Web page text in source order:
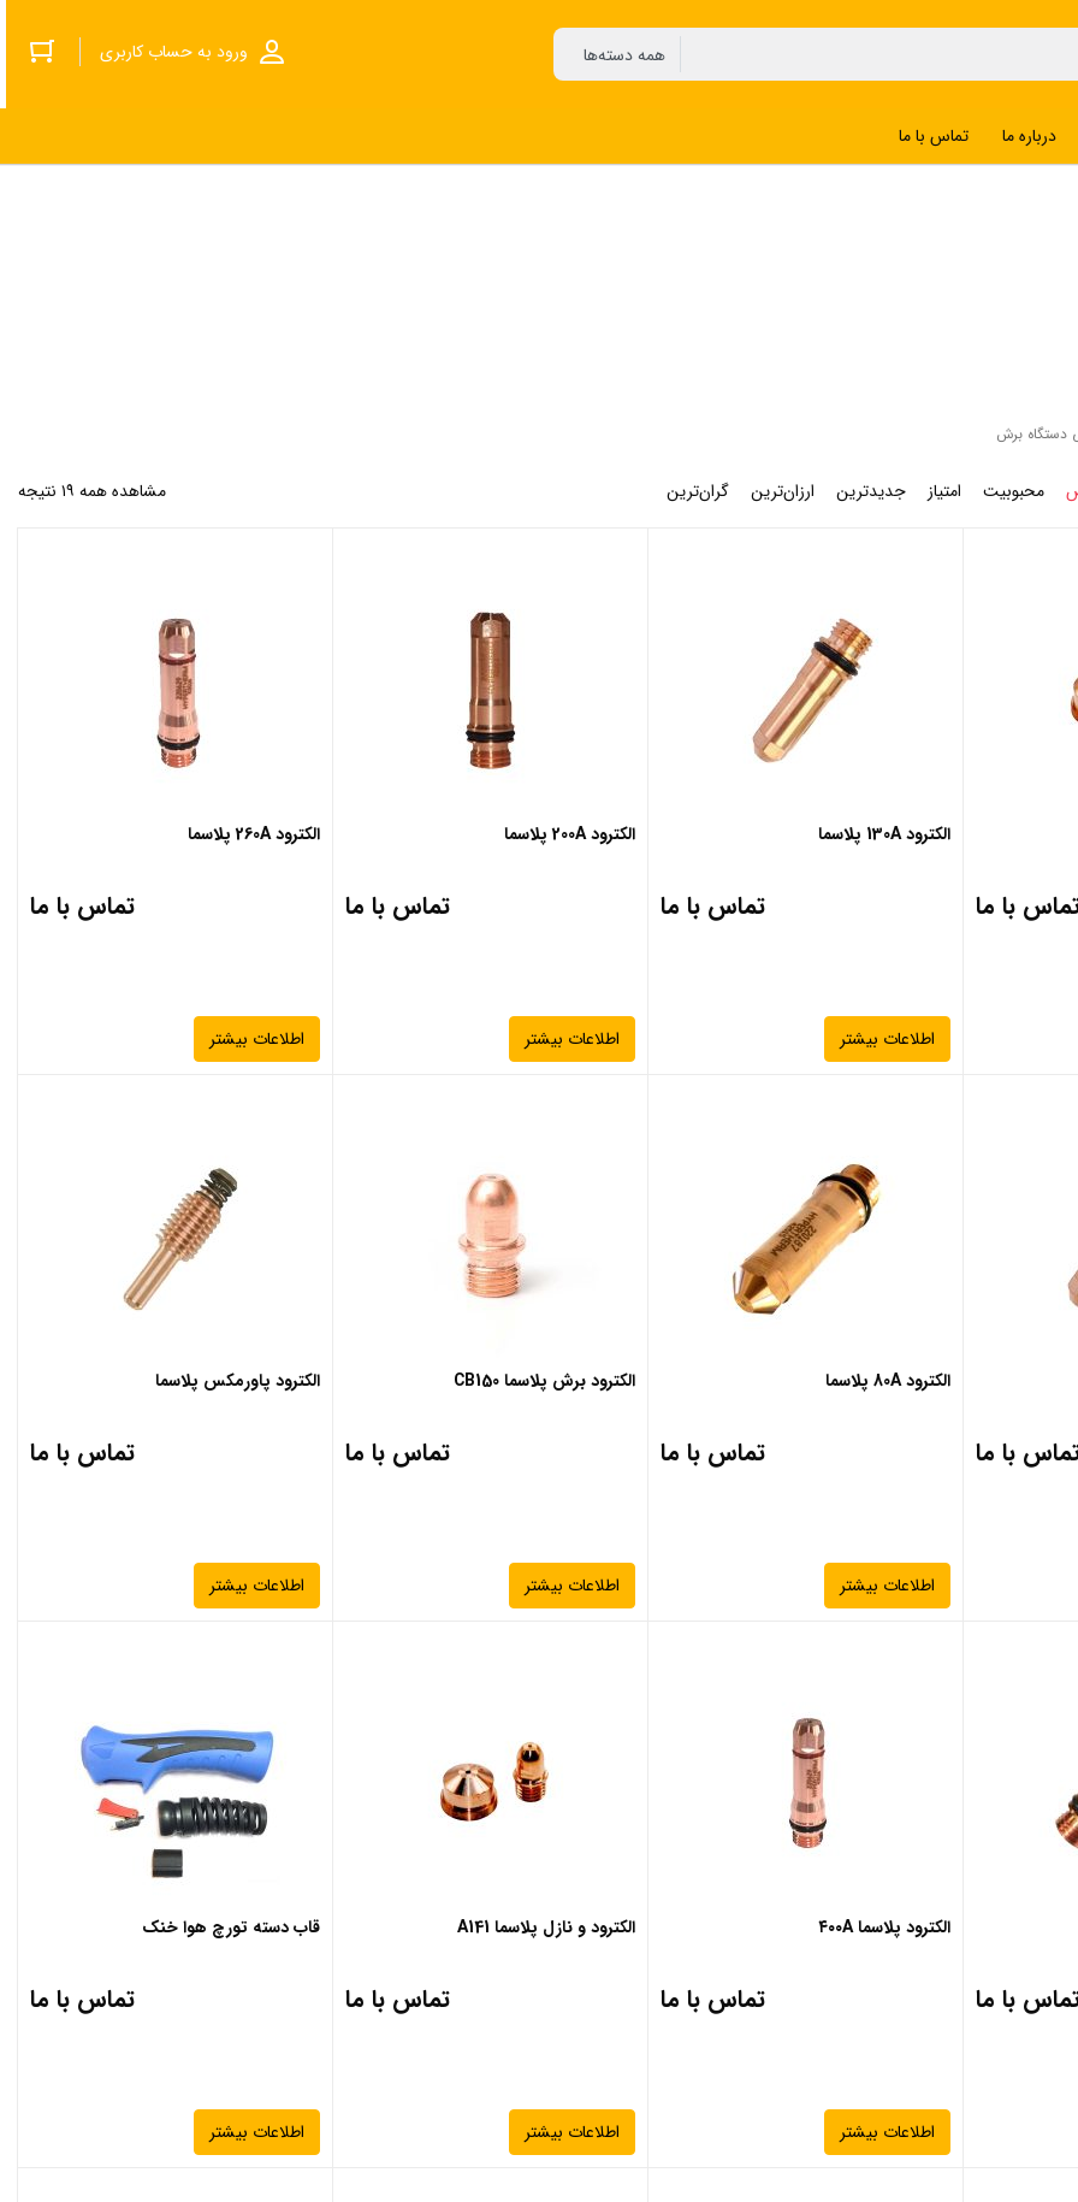
ورود به حساب کاربری
درباره ما تماس با ما
دستگاه برش
مشاهده همه ۱۹ نتیجه محبوبیت امتیاز جدیدترین ارزان‌ترین گران‌ترین
با ما
الکترود 130A پلاسما
تماس با ما
اطلاعات بیشتر
الکترود 200A پلاسما
تماس با ما
اطلاعات بیشتر
الکترود 260A پلاسما
تماس با ما
اطلاعات بیشتر
با ما
الکترود 80A پلاسما
تماس با ما
اطلاعات بیشتر
الکترود برش پلاسما CB150
تماس با ما
اطلاعات بیشتر
الکترود پاورمکس پلاسما
تماس با ما
اطلاعات بیشتر
با ما
الکترود پلاسما ۴۰۰A
تماس با ما
اطلاعات بیشتر
الکترود و نازل پلاسما A141
تماس با ما
اطلاعات بیشتر
قاب دسته تورچ هوا خنک
تماس با ما
اطلاعات بیشتر